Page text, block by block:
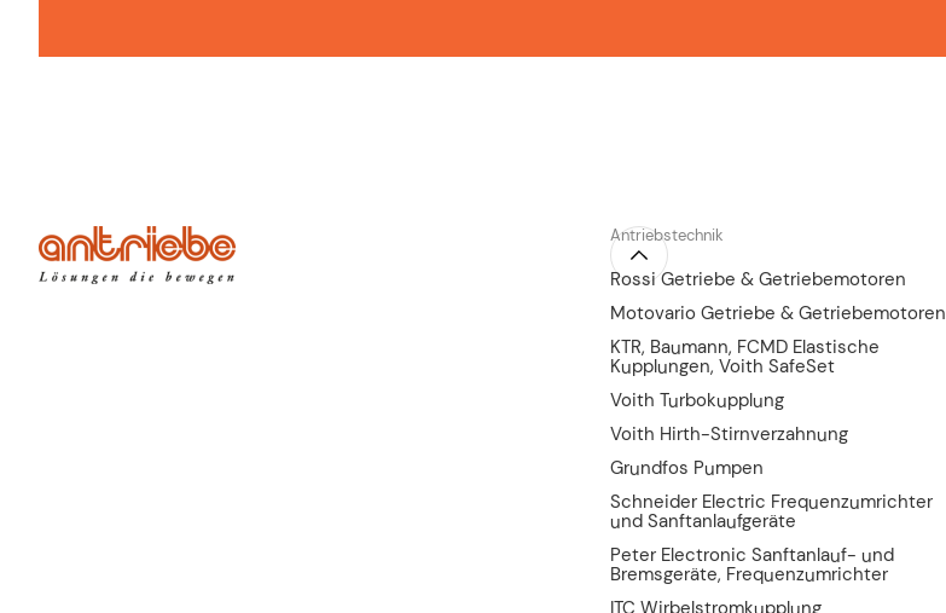
Antriebstechnik
Rossi Getriebe & Getriebemotoren
Motovario Getriebe & Getriebemotoren
KTR, Baumann, FCMD Elastische
Kupplungen, Voith SafeSet
Voith Turbokupplung
Voith Hirth-Stirnverzahnung
Grundfos Pumpen
Schneider Electric Frequenzumrichter
und Sanftanlaufgeräte
Peter Electronic Sanftanlauf- und
Bremsgeräte, Frequenzumrichter
ITC Wirbelstromkupplung